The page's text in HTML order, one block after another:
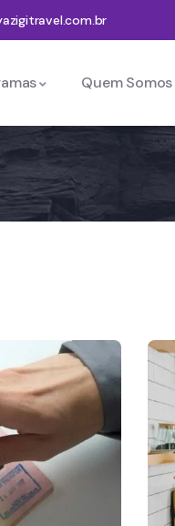
Quem Somos
Exterior